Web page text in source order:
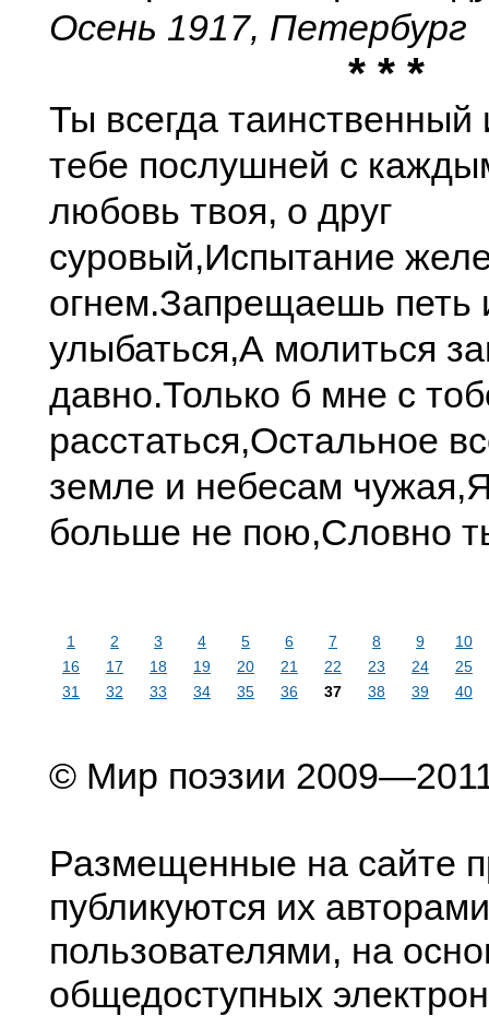
Осень 1917, Петербург
* * *
Ты всегда таинственный
тебе послушней с
любовь твоя, о друг
суровый,Испытание
огнем.Запрещаешь петь
улыбаться,А молиться
давно.Только б мне с
расстаться,Остальное
земле и небесам чужая,
больше не пою,Словно
1 2 3 4 5 6 7 8 9
10
16
17 18 19 20 21 22 23 24
25
31
32 33 34 35 36 37 38 39 40
© Мир поэзии
Размещенные на сайте
публикуются их
пользователями, на
общедоступных